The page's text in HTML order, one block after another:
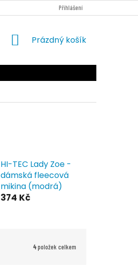
NOVINKY KONTAKTY
Přihlášení
NÁKUPNÍ
Prázdný košík
HI-TEC Lady Zoe -
dámská fleecová
mikina (modrá)
374 Kč
4položek celkem